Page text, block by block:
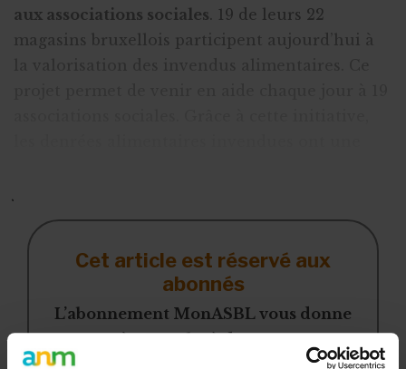
aux associations sociales. 19 de leurs 22
magasins bruxellois participent aujourd’hui à
Cet article est réservé aux
abonnés
L’abonnement MonASBL vous donne
un accès complet à des ressources
pratiques et à une expertise actualisée